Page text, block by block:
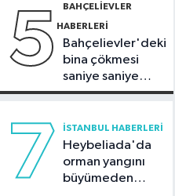
5 BAHÇELIEVLER
HABERLERI
Bahçelievler'deki
bina çökmesi
saniye saniye
görüntülendi
7 İSTANBUL HABERLERI
Heybeliada'da
orman yangını
büyümeden